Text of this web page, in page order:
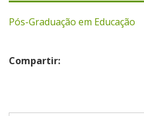
Pós-Graduação em Educação
Compartir: